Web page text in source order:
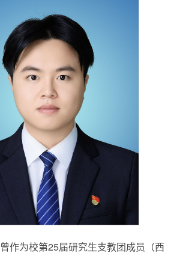
作为校第25届研究生支教团成员（西